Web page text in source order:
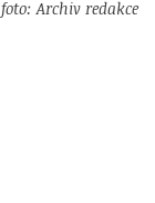
foto: Archiv redakce